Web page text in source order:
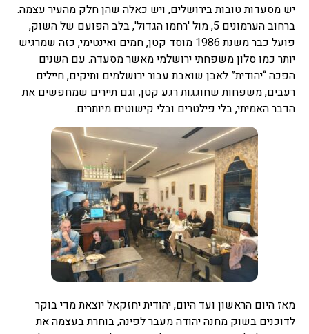
יש מסעדות טובות בירושלים, ויש כאלה שהן חלק מהעיר עצמה.
ברחוב הערמונים 5, מול 'רחמו הגדול', בלב הפועם של השוק,
פועל כבר משנת 1986 מוסד קטן, חמים ואינטימי, כזה שמרגיש
יותר כמו סלון משפחתי ירושלמי מאשר מסעדה. עם השנים
הפכה “יהודית” לאבן שואבת עבור ירושלמים ותיקים, חיילים
רעבים, משפחות שחוגגות רגע קטן, וגם תיירים שמחפשים את
הדבר האמיתי, בלי פילטרים ובלי קישוטים מיותרים.
מאז היום הראשון ועד היום, יהודית יחזקאל יוצאת מדי בוקר
לדוכנים בשוק מחנה יהודה מעבר לפינה, בוחרת בעצמה את